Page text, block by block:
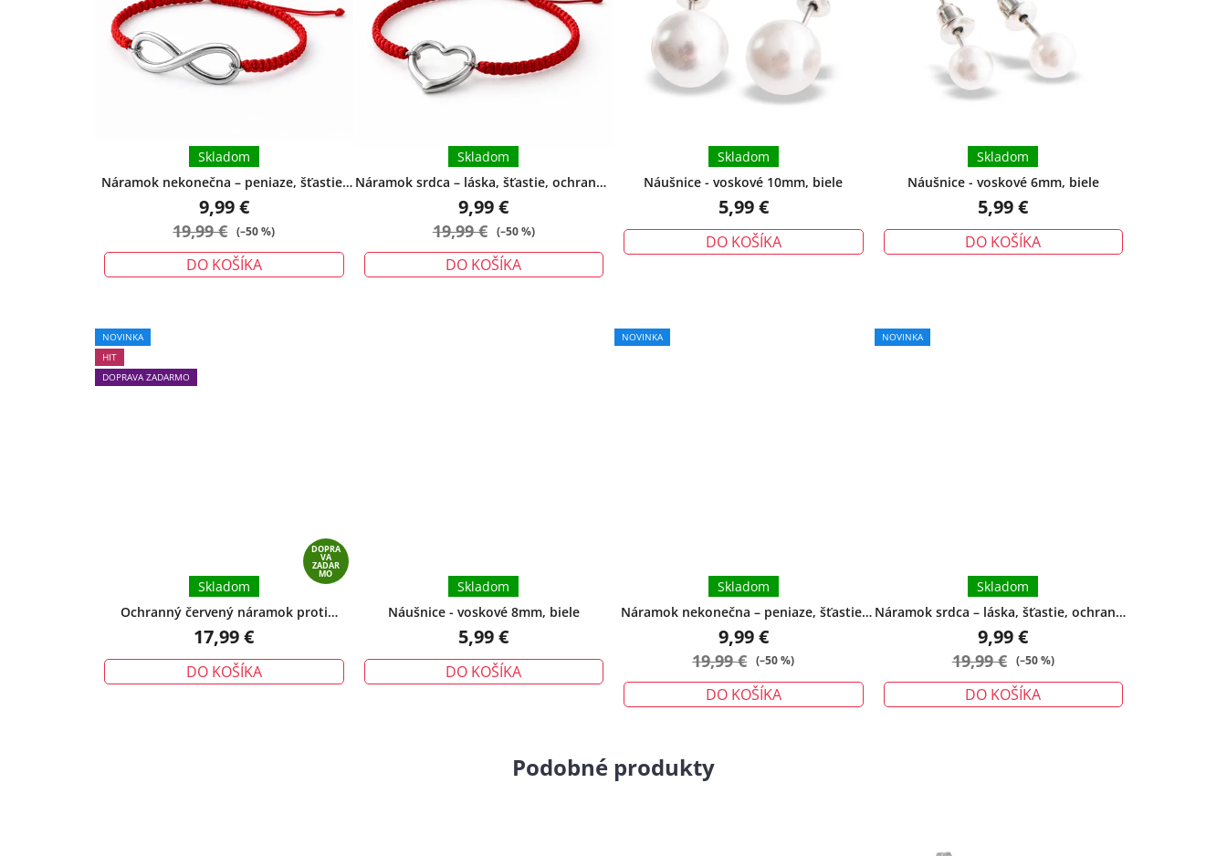
Náramok nekonečna – peniaze, šťastie,
ochrana - veľký
Skladom
9,99 €
19,99 € (–50 %)
DO KOŠÍKA
Náramok srdca – láska, šťastie, ochrana -
veľký
Skladom
9,99 €
19,99 € (–50 %)
DO KOŠÍKA
Náušnice - voskové 10mm, biele
Skladom
5,99 €
DO KOŠÍKA
Náušnice - voskové 6mm, biele
Skladom
5,99 €
DO KOŠÍKA
NOVINKA
HIT
DOPRAVA ZADARMO
DOPRA
VA
ZADAR
MO
Ochranný červený náramok proti
urieknutiu – tradičný talizman ochrany
Skladom
17,99 €
DO KOŠÍKA
Náušnice - voskové 8mm, biele
Skladom
5,99 €
DO KOŠÍKA
NOVINKA
Náramok nekonečna – peniaze, šťastie,
ochrana - malý
Skladom
9,99 €
19,99 € (–50 %)
DO KOŠÍKA
NOVINKA
Náramok srdca – láska, šťastie, ochrana -
malý
Skladom
9,99 €
19,99 € (–50 %)
DO KOŠÍKA
Podobné produkty